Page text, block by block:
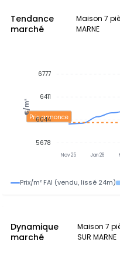
Tendance
marché
Maison 7
MARNE
Nov 25 Jan 26
Prix annonce
6777
6411
6044
5678
€/m²
Prix/m² FAI (vendu, lissé 24m)
Dynamique
marché
Maison 7
SUR MARNE